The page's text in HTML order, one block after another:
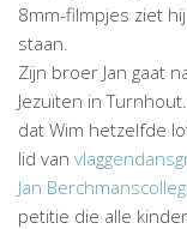
8mm-filmpjes ziet
staan.
Zijn broer Jan gaat
Jezuïten in
dat Wim hetzelfde
lid van
Jan
petitie die alle